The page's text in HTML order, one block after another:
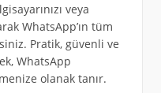
veya
WhatsApp’ın tüm
Pratik, güvenli ve
WhatsApp
olanak tanır.